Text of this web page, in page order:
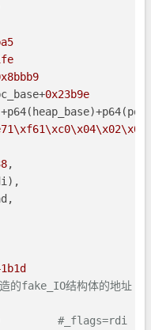
0x23b9e
,
的fake_IO结构体的地址
#_flags=rdi